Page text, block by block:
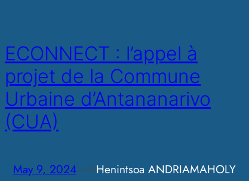
ECONNECT : l’appel à
projet de la Commune
Urbaine d’Antananarivo
(CUA)
May 9, 2024— byHenintsoa ANDRIAMAHOLY